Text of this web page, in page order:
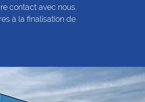
contact avec nous.
à la finalisation de